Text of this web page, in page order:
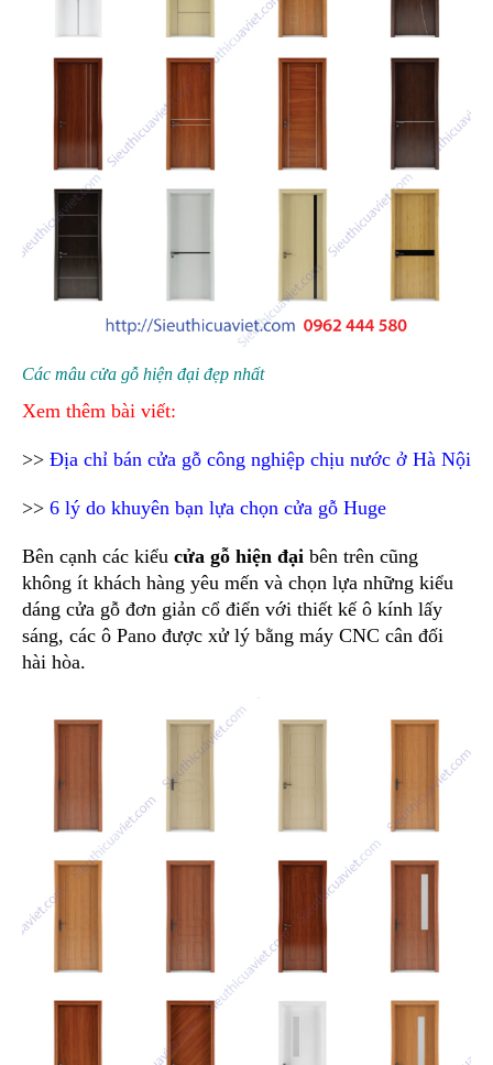
Các mâu cửa gỗ hiện đại đẹp nhất
Xem thêm bài viết:
>> Địa chỉ bán cửa gỗ công nghiệp chịu nước ở Hà Nội
>> 6 lý do khuyên bạn lựa chọn cửa gỗ Huge
Bên cạnh các kiểu cửa gỗ hiện đại bên trên cũng
không ít khách hàng yêu mến và chọn lựa những kiểu
dáng cửa gỗ đơn giản cổ điển với thiết kế ô kính lấy
sáng, các ô Pano được xử lý bằng máy CNC cân đối
hài hòa.